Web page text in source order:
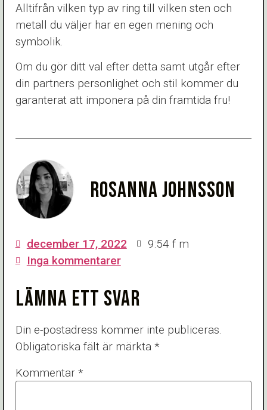
Alltifrån vilken typ av ring till vilken sten och
metall du väljer har en egen mening och
symbolik.
Om du gör ditt val efter detta samt utgår efter
din partners personlighet och stil kommer du
garanterat att imponera på din framtida fru!
ROSANNA JOHNSSON
december 17, 2022
9:54 f m
Inga kommentarer
LÄMNA ETT SVAR
Din e-postadress kommer inte publiceras.
Obligatoriska fält är märkta *
Kommentar *